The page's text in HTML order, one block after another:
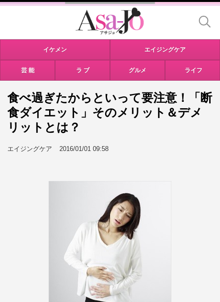
イケメン エイジングケア
芸 能 ラ ブ グルメ ライフ
食べ過ぎたからといって要注意！「断
食ダイエット」そのメリット＆デメ
リットとは？
エイジングケア 2016/01/01 09:58